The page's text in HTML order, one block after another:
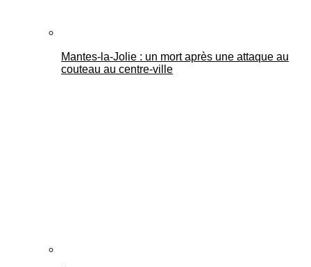
Mantes-la-Jolie : un mort après une attaque au
couteau au centre-ville